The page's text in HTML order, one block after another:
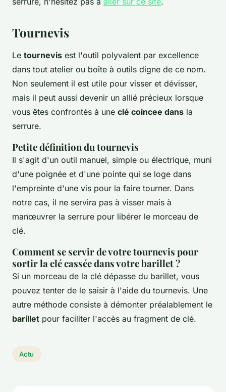
Tournevis
Le tournevis est l'outil polyvalent par excellence
dans tout atelier ou boîte à outils digne de ce nom.
Non seulement il est utile pour visser et dévisser,
mais il peut aussi devenir un allié précieux lorsque
vous êtes confrontés à une clé coincee dans la
serrure.
Petite définition du tournevis
Il s'agit d'un outil manuel, simple ou électrique, muni
d'une poignée et d'une pointe qui se loge dans
l'empreinte d'une vis pour la faire tourner. Dans
notre cas, il ne servira pas à visser mais à
manœuvrer la serrure pour libérer le morceau de
clé.
Comment se servir de votre tournevis pour
sortir la clé cassée dans votre barillet ?
Si un morceau de la clé dépasse du barillet, vous
pouvez tenter de le saisir à l'aide du tournevis. Une
autre méthode consiste à démonter préalablement le
barillet pour faciliter l'accès au fragment de clé.
Actu